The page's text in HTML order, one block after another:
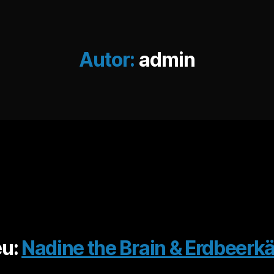
Autor: admin
Nadine the Brain &